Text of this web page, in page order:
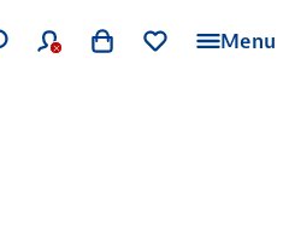
Menu